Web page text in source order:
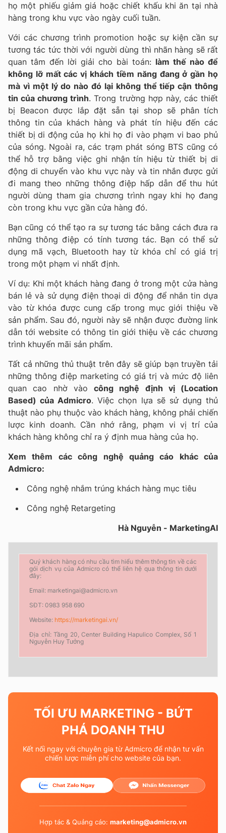
họ một phiếu giảm giá hoặc chiết khấu khi ăn tại nhà
hàng trong khu vực vào ngày cuối tuần.
Với các chương trình promotion hoặc sự kiện cần sự
tương tác tức thời với người dùng thì nhãn hàng sẽ rất
quan tâm đến lời giải cho bài toán: làm thế nào để
không lỡ mất các vị khách tiềm năng đang ở gần họ
mà vì một lý do nào đó lại không thể tiếp cận thông
tin của chương trình. Trong trường hợp này, các thiết
bị Beacon được lắp đặt sẵn tại shop sẽ phân tích
thông tin của khách hàng và phát tín hiệu đến các
thiết bị di động của họ khi họ đi vào phạm vi bao phủ
của sóng. Ngoài ra, các trạm phát sóng BTS cũng có
thể hỗ trợ bằng việc ghi nhận tín hiệu từ thiết bị di
động di chuyển vào khu vực này và tin nhắn được gửi
đi mang theo những thông điệp hấp dẫn để thu hút
người dùng tham gia chương trình ngay khi họ đang
còn trong khu vực gần cửa hàng đó.
Bạn cũng có thể tạo ra sự tương tác bằng cách đưa ra
những thông điệp có tính tương tác. Bạn có thể sử
dụng mã vạch, Bluetooth hay từ khóa chỉ có giá trị
trong một phạm vi nhất định.
Ví dụ: Khi một khách hàng đang ở trong một cửa hàng
bán lẻ và sử dụng điện thoại di động để nhắn tin dựa
vào từ khóa được cung cấp trong mục giới thiệu về
sản phẩm. Sau đó, người này sẽ nhận được đường link
dẫn tới website có thông tin giới thiệu về các chương
trình khuyến mãi sản phẩm.
Tất cả những thủ thuật trên đây sẽ giúp bạn truyền tải
những thông điệp marketing có giá trị và mức độ liên
quan cao nhờ vào công nghệ định vị (Location
Based) của Admicro. Việc chọn lựa sẽ sử dụng thủ
thuật nào phụ thuộc vào khách hàng, không phải chiến
lược kinh doanh. Cần nhớ rằng, phạm vi vị trí của
khách hàng không chỉ ra ý định mua hàng của họ.
Xem thêm các công nghệ quảng cáo khác của
Admicro:
Công nghệ nhắm trúng khách hàng mục tiêu
Công nghệ Retargeting
Hà Nguyễn - MarketingAI
Quý khách hàng có nhu cầu tìm hiểu thêm thông tin về các
gói dịch vụ của Admicro có thể liên hệ qua thông tin dưới
đây:
Email: marketingai@admicro.vn
SĐT: 0983 958 690
Website: https://marketingai.vn/
Địa chỉ: Tầng 20, Center Building Hapulico Complex, Số 1
Nguyễn Huy Tưởng
TỐI ƯU MARKETING - BỨT
PHÁ DOANH THU
Kết nối ngay với chuyên gia từ Admicro để nhận tư vấn
chiến lược miễn phí cho website của bạn.
Hợp tác & Quảng cáo: marketing@admicro.vn